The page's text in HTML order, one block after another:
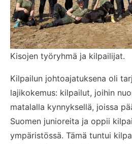
Kisojen työryhmä ja kilpailijat.
Kilpailun johtoajatuksena oli
lajikokemus: kilpailut, joihin
matalalla kynnyksellä, joissa
Suomen junioreita ja oppii
ympäristössä. Tämä tuntui